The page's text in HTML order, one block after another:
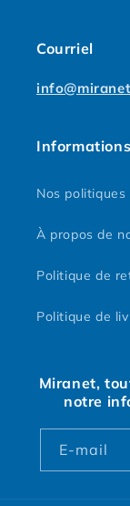
Courriel
Nos politiques
À propos de
Politique de
Politique de
Miranet,
notre
E-mail